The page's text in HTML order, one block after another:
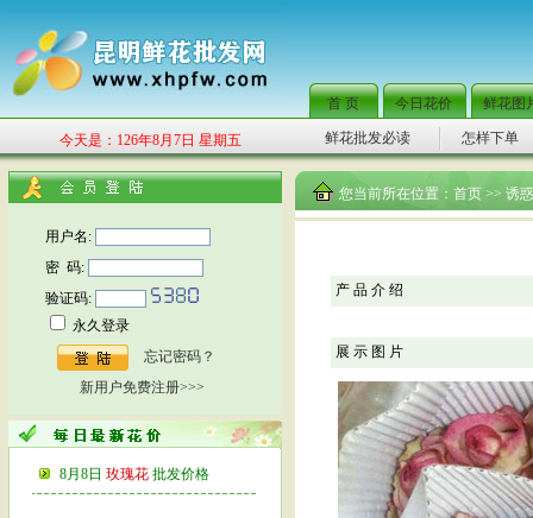
首 页 今日花价 鲜花图
今天是：126年8月7日 星期五 鲜花批发必读 怎样下单
用户名:
密 码:
验证码:
永久登录
忘记密码？
新用户免费注册>>>
8月8日 玫瑰花 批发价格
您当前所在位置： 首页 >> 诱惑
产 品 介 绍
展 示 图 片